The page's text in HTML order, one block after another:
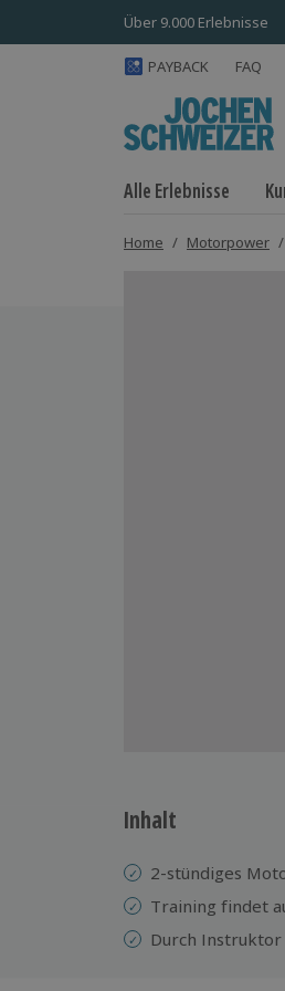
Über 9.000 Erlebnisse
PAYBACK FAQ
Alle Erlebnisse
Home / Motorpower /
Inhalt
2-stündiges
Training findet
Durch